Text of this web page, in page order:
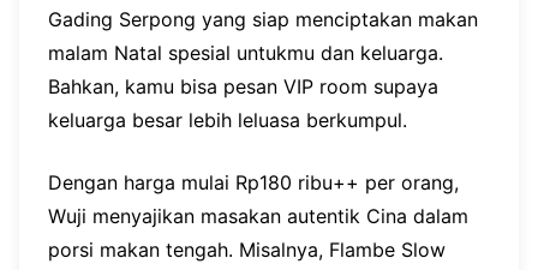
Gading Serpong yang siap menciptakan makan
malam Natal spesial untukmu dan keluarga.
Bahkan, kamu bisa pesan VIP room supaya
keluarga besar lebih leluasa berkumpul.
Dengan harga mulai Rp180 ribu++ per orang,
Wuji menyajikan masakan autentik Cina dalam
porsi makan tengah. Misalnya, Flambe Slow